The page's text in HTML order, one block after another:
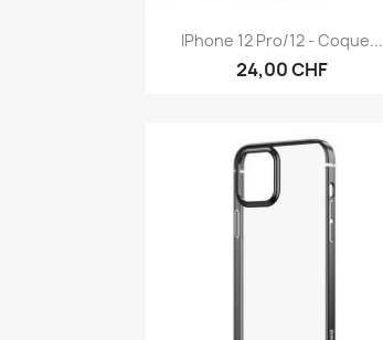
 Aperçu rapide
IPhone 12 Pro/12 - Coque...
24,00 CHF